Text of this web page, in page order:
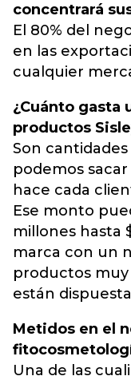
concentrará
El 80% del
en las
cualquier
¿Cuánto gasta
productos
Son
podemos
hace cada
Ese monto
millones hasta
marca con un
productos muy
están
Metidos en el
Una de las